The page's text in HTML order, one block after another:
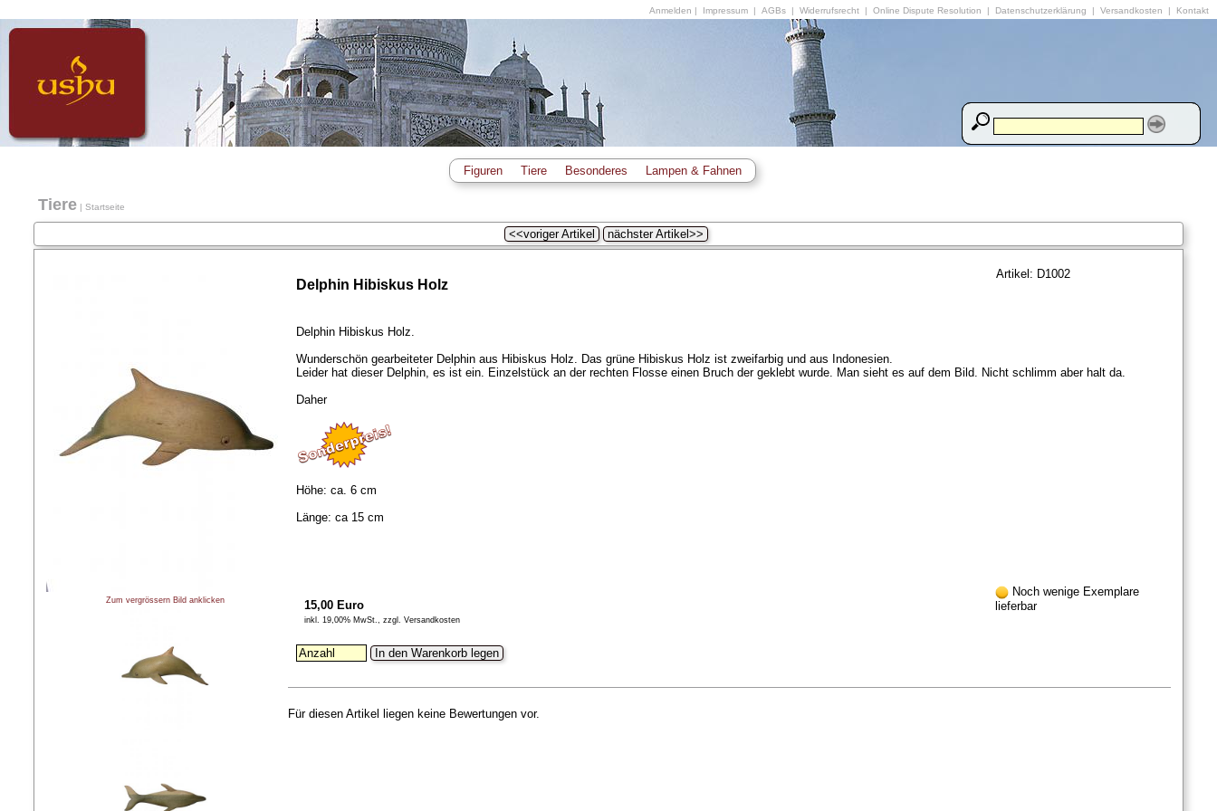
Anmelden | Impressum | AGBs | Widerrufsrecht | Online Dispute Resolution | Datenschutzerklärung | Versandkosten | Kontakt
Figuren Tiere Besonderes Lampen & Fahnen
Tiere| Startseite
<<voriger Artikel nächster Artikel>>
Zum vergrössern Bild anklicken
Delphin Hibiskus Holz
Artikel: D1002
Delphin Hibiskus Holz.
Wunderschön gearbeiteter Delphin aus Hibiskus Holz. Das grüne Hibiskus Holz ist zweifarbig und aus Indonesien.
Leider hat dieser Delphin, es ist ein. Einzelstück an der rechten Flosse einen Bruch der geklebt wurde. Man sieht es auf dem Bild. Nicht schlimm aber halt da.
Daher
Höhe: ca. 6 cm
Länge: ca 15 cm
15,00 Euro
inkl. 19,00% MwSt., zzgl. Versandkosten
Noch wenige Exemplare
lieferbar
In den Warenkorb legen
Für diesen Artikel liegen keine Bewertungen vor.